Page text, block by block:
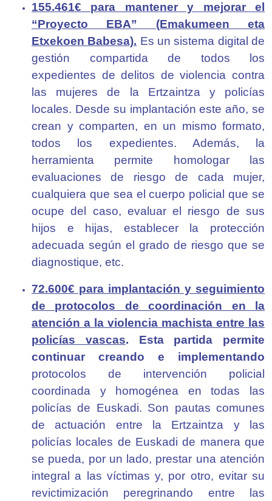
155.461€ para mantener y mejorar el
“Proyecto EBA” (Emakumeen eta
Etxekoen Babesa). Es un sistema digital de
gestión compartida de todos los
expedientes de delitos de violencia contra
las mujeres de la Ertzaintza y policías
locales. Desde su implantación este año, se
crean y comparten, en un mismo formato,
todos los expedientes. Además, la
herramienta permite homologar las
evaluaciones de riesgo de cada mujer,
cualquiera que sea el cuerpo policial que se
ocupe del caso, evaluar el riesgo de sus
hijos e hijas, establecer la protección
adecuada según el grado de riesgo que se
diagnostique, etc.
72.600€ para implantación y seguimiento
de protocolos de coordinación en la
atención a la violencia machista entre las
policías vascas. Esta partida permite
continuar creando e implementando
protocolos de intervención policial
coordinada y homogénea en todas las
policías de Euskadi. Son pautas comunes
de actuación entre la Ertzaintza y las
policías locales de Euskadi de manera que
se pueda, por un lado, prestar una atención
integral a las víctimas y, por otro, evitar su
revictimización peregrinando entre las